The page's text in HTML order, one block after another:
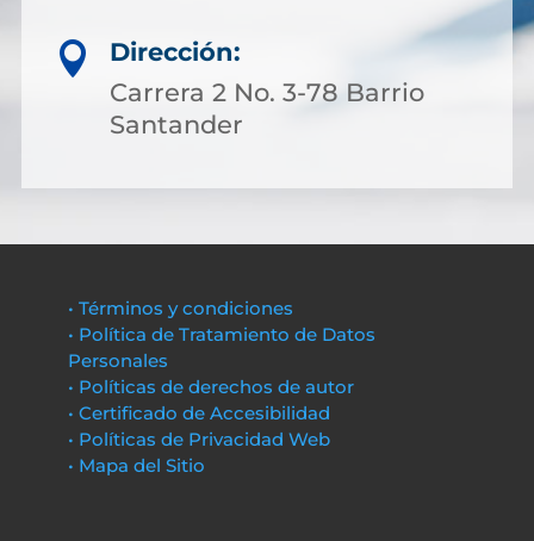

Dirección:
Carrera 2 No. 3-78 Barrio
Santander
• Términos y condiciones
• Política de Tratamiento de Datos
Personales
• Políticas de derechos de autor
• Certificado de Accesibilidad
• Políticas de Privacidad Web
• Mapa del Sitio